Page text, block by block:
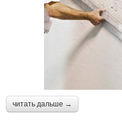
читать дальше →